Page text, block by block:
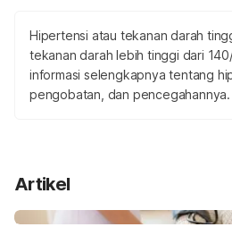
Hipertensi atau tekanan darah
tekanan darah lebih tinggi dari
informasi selengkapnya tentang
pengobatan, dan pencegahannya.
Artikel